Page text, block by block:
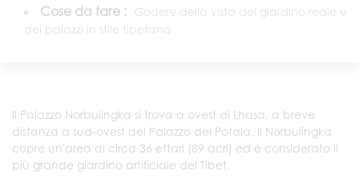
Cose da fare : Godere della vista del giardino reale e
dei palazzi in stile tibetano
Il Palazzo Norbulingka si trova a ovest di Lhasa, a breve
distanza a sud-ovest del Palazzo del Potala. Il Norbulingka
copre un'area di circa 36 ettari (89 acri) ed è considerato il
più grande giardino artificiale del Tibet.